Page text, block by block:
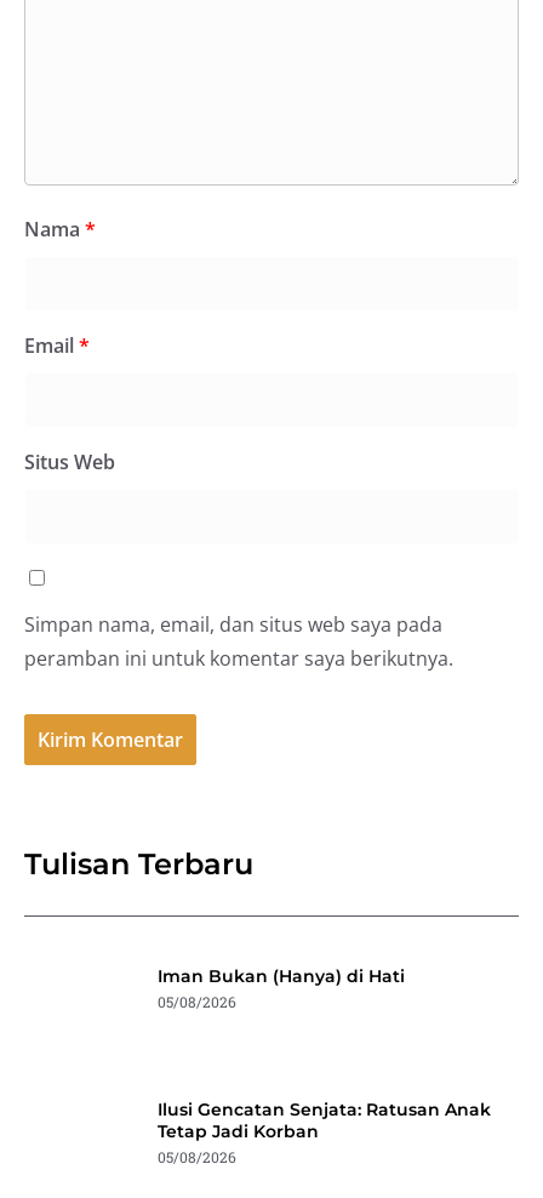
Nama *
Email*
Situs Web
Simpan nama, email, dan situs web saya pada
peramban ini untuk komentar saya berikutnya.
Tulisan Terbaru
Iman Bukan (Hanya) di Hati
05/08/2026
Ilusi Gencatan Senjata: Ratusan Anak
Tetap Jadi Korban
05/08/2026